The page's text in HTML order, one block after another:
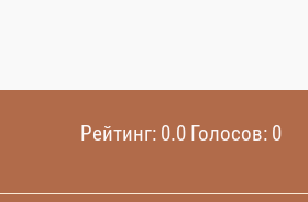
Рейтинг: 0.0 Голосов: 0